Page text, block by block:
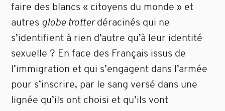
faire des blancs « citoyens du monde » et
autres globe trotterdéracinés qui ne
s’identifient à rien d’autre qu’à leur identité
sexuelle ? En face des Français issus de
l’immigration et qui s’engagent dans l’armée
pour s’inscrire, par le sang versé dans une
lignée qu’ils ont choisi et qu’ils vont